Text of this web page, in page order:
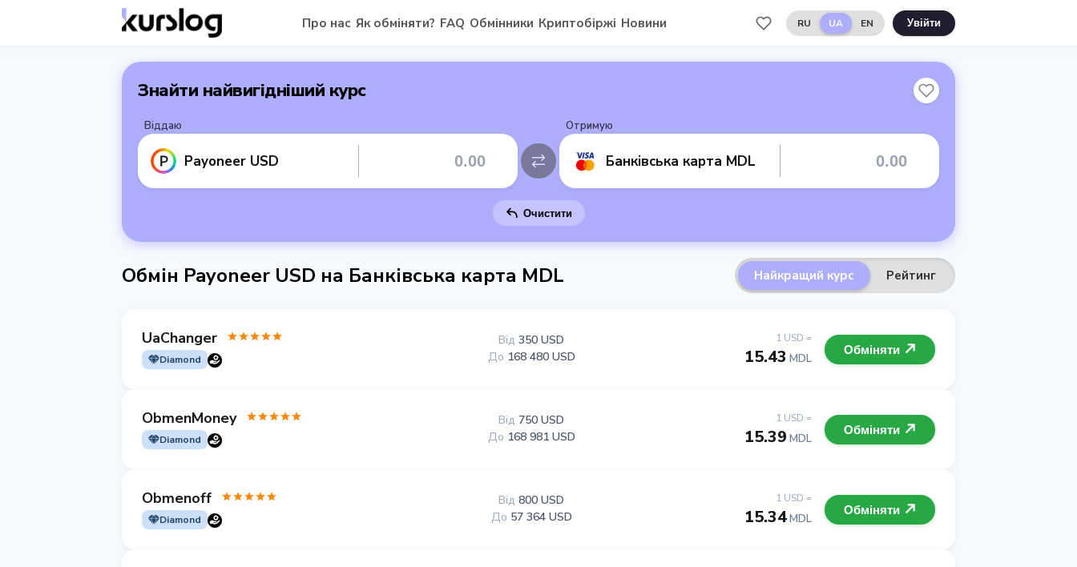
Про нас Як обміняти? FAQ Обмінники Криптобіржі Новини RU UA EN Увійти
Знайти найвигідніший курс
Віддаю
Payoneer USD
Отримую
Банківська карта MDL
Очистити
Обмін Payoneer USD на Банківська карта MDL Найкращий курс Рейтинг
UaChanger
Diamond
1 USD =
15.43 MDL
Від 350 USD
До 168 480 USD Обміняти
ObmenMoney
Diamond
1 USD =
15.39 MDL
Від 750 USD
До 168 981 USD Обміняти
Obmenoff
Diamond
1 USD =
15.34MDL
Від 800 USD
До 57 364 USD Обміняти